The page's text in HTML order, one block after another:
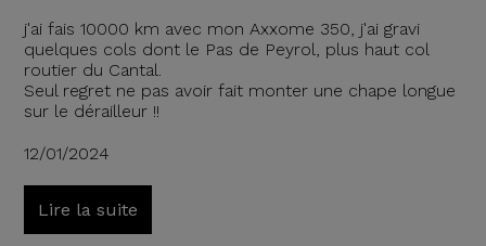
j'ai fais 10000 km avec mon Axxome 350, j'ai gravi
quelques cols dont le Pas de Peyrol, plus haut col
routier du Cantal.
Seul regret ne pas avoir fait monter une chape longue
sur le dérailleur !!
12/01/2024
Lire la suite